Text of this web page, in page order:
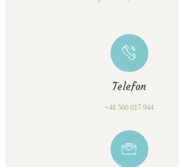
Telefon
+48 500 017 944